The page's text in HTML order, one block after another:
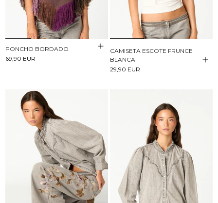
PONCHO BORDADO
69,90 EUR
CAMISETA ESCOTE FRUNCE
BLANCA
29,90 EUR